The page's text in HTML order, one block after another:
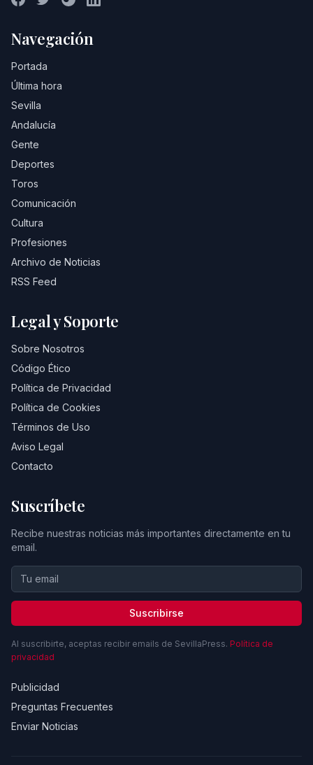
Navegación
Portada
Última hora
Sevilla
Andalucía
Gente
Deportes
Toros
Comunicación
Cultura
Profesiones
Archivo de Noticias
RSS Feed
Legal y Soporte
Sobre Nosotros
Código Ético
Política de Privacidad
Política de Cookies
Términos de Uso
Aviso Legal
Contacto
Suscríbete
Recibe nuestras noticias más importantes directamente en tu
email.
Suscribirse
Al suscribirte, aceptas recibir emails de SevillaPress. Política de
privacidad
Publicidad
Preguntas Frecuentes
Enviar Noticias